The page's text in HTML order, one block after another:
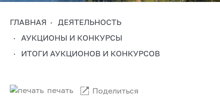
ГЛАВНАЯ
ДЕЯТЕЛЬНОСТЬ
АУКЦИОНЫ И КОНКУРСЫ
ИТОГИ АУКЦИОНОВ И КОНКУРСОВ
печать Поделиться